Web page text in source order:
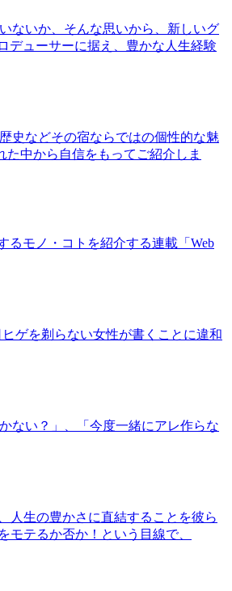
ないか、そんな思いから、新しいグ
デューサーに据え、豊かな人生経験
史などその宿ならではの個性的な魅
中から自信をもってご紹介しま
るモノ・コトを紹介する連載「Web
ゲを剃らない女性が書くことに違和
ない？」、「今度一緒にアレ作らな
人生の豊かさに直結することを彼ら
テるか否か！という目線で、